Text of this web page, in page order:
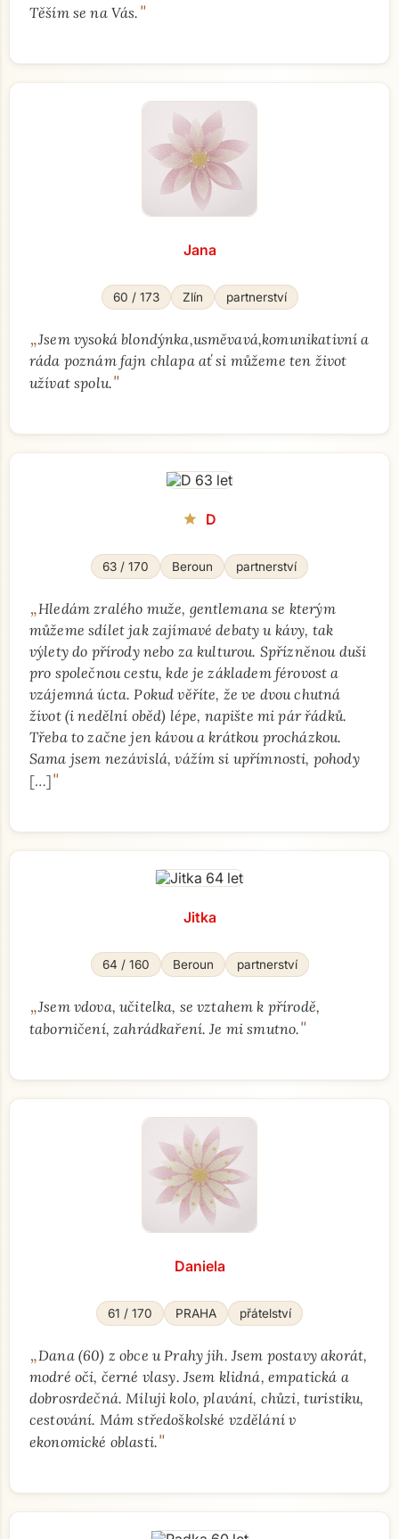
Těším se na Vás. "
Jana
60 / 173 Zlín partnerství
„Jsem vysoká blondýnka,usměvavá,komunikativní a
ráda poznám fajn chlapa ať si můžeme ten život
užívat spolu."
star D
63 / 170 Beroun partnerství
„Hledám zralého muže, gentlemana se kterým
můžeme sdílet jak zajímavé debaty u kávy, tak
výlety do přírody nebo za kulturou. Spřízněnou duši
pro společnou cestu, kde je základem férovost a
vzájemná úcta. Pokud věříte, že ve dvou chutná
život (i nedělní oběd) lépe, napište mi pár řádků.
Třeba to začne jen kávou a krátkou procházkou.
Sama jsem nezávislá, vážím si upřímnosti, pohody
[…]"
Jitka
64 / 160 Beroun partnerství
„Jsem vdova, učitelka, se vztahem k přírodě,
taborničení, zahrádkaření. Je mi smutno."
Daniela
61 / 170 PRAHA přátelství
„Dana (60) z obce u Prahy jih. Jsem postavy akorát,
modré oči, černé vlasy. Jsem klidná, empatická a
dobrosrdečná. Miluji kolo, plavání, chůzi, turistiku,
cestování. Mám středoškolské vzdělání v
ekonomické oblasti."